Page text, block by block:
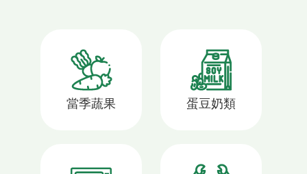
當季蔬果 蛋豆奶類